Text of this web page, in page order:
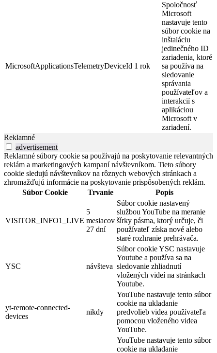
MicrosoftApplicationsTelemetryDeviceId 1 rok
Spoločnosť
Microsoft
nastavuje tento
súbor cookie na
inštaláciu
jedinečného ID
zariadenia, ktoré
sa používa na
sledovanie
správania
používateľov a
interakcií s
aplikáciou
Microsoft v
zariadení.
Reklamné
advertisement
Reklamné súbory cookie sa používajú na poskytovanie relevantných
reklám a marketingových kampaní návštevníkom. Tieto súbory
cookie sledujú návštevníkov na rôznych webových stránkach a
zhromažďujú informácie na poskytovanie prispôsobených reklám.
Súbor Cookie
Trvanie Popis
VISITOR_INFO1_LIVE
5
mesiacov
27 dní
Súbor cookie nastavený
službou YouTube na meranie
šírky pásma, ktorý určuje, či
používateľ získa nové alebo
staré rozhranie prehrávača.
YSC návšteva
Súbor cookie YSC nastavuje
Youtube a používa sa na
sledovanie zhliadnutí
vložených videí na stránkach
Youtube.
yt-remote-connected-
devices
nikdy
YouTube nastavuje tento súbor
cookie na ukladanie
predvolieb videa používateľa
pomocou vloženého videa
YouTube.
YouTube nastavuje tento súbor
cookie na ukladanie